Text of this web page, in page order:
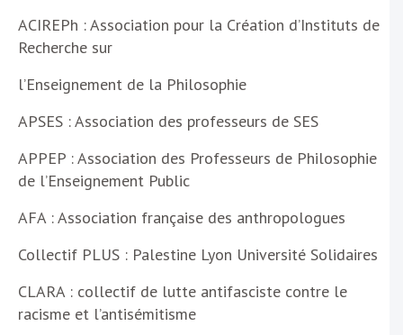
ACIREPh : Association pour la Création d’Instituts de
Recherche sur
l’Enseignement de la Philosophie
APSES : Association des professeurs de SES
APPEP : Association des Professeurs de Philosophie
de l’Enseignement Public
AFA : Association française des anthropologues
Collectif PLUS : Palestine Lyon Université Solidaires
CLARA : collectif de lutte antifasciste contre le
racisme et l’antisémitisme